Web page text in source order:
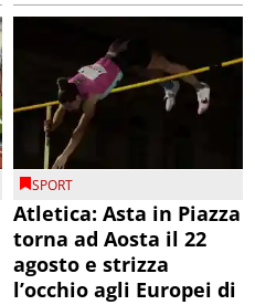
SPORT
Atletica: Asta in Piazza
torna ad Aosta il 22
agosto e strizza
l’occhio agli Europei di